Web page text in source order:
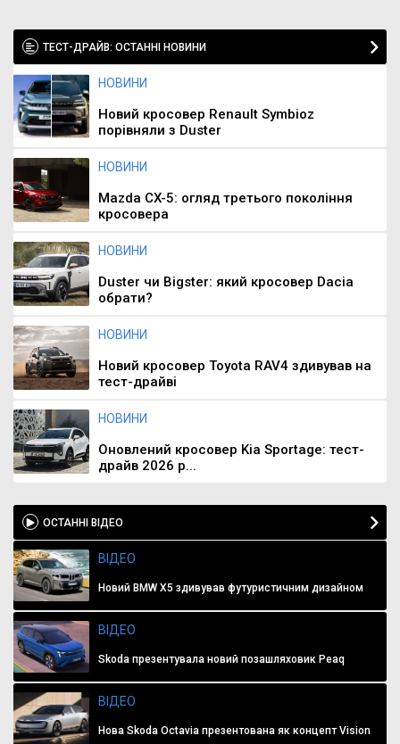
ТЕСТ-ДРАЙВ: ОСТАННІ НОВИНИ
НОВИНИ
Новий кросовер Renault Symbioz
порівняли з Duster
НОВИНИ
Mazda CX-5: огляд третього покоління
кросовера
НОВИНИ
Duster чи Bigster: який кросовер Dacia
обрати?
НОВИНИ
Новий кросовер Toyota RAV4 здивував на
тест-драйві
НОВИНИ
Оновлений кросовер Kia Sportage: тест-
драйв 2026 р...
ОСТАННІ ВІДЕО
ВІДЕО
Новий BMW X5 здивував футуристичним дизайном
ВІДЕО
Skoda презентувала новий позашляховик Peaq
ВІДЕО
Нова Skoda Octavia презентована як концепт Vision